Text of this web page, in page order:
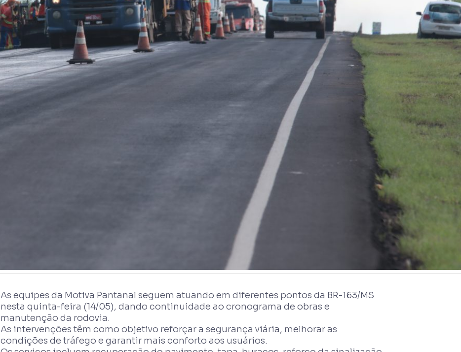
As equipes da Motiva Pantanal seguem atuando em diferentes pontos da BR-163/MS
nesta quinta-feira (14/05), dando continuidade ao cronograma de obras e
manutenção da rodovia.
As intervenções têm como objetivo reforçar a segurança viária, melhorar as
condições de tráfego e garantir mais conforto aos usuários.